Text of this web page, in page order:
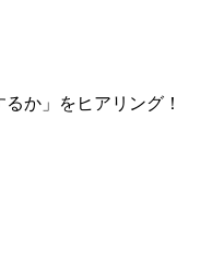
か」をヒアリング！